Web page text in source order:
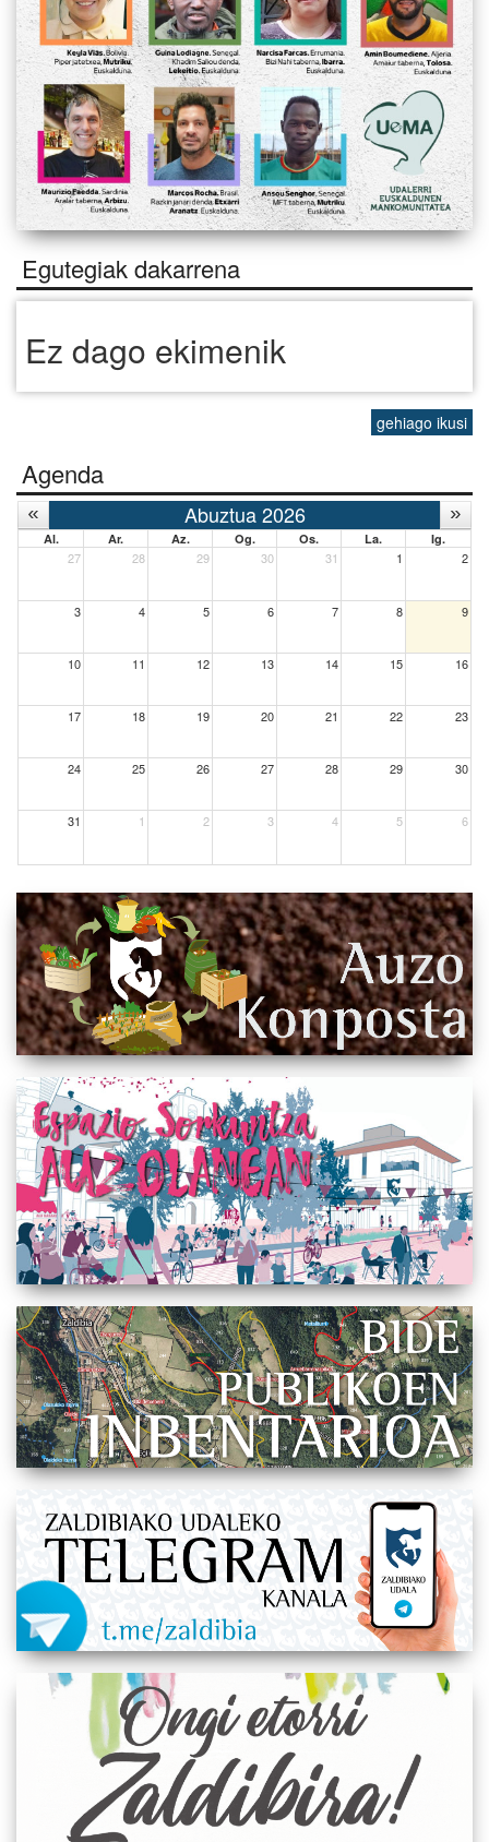
Egutegiak dakarrena
Ez dago ekimenik
gehiago ikusi
Agenda
Abuztua 2026
Al. Ar. Az. Og. Os. La. Ig.
27 28 29 30 31 1 2
3 4 5 6 7 8 9
10 11 12 13 14 15 16
17 18 19 20 21 22 23
24 25 26 27 28 29 30
31 1 2 3 4 5 6